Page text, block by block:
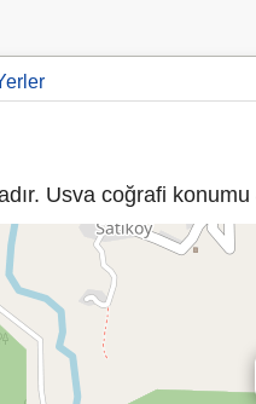
Usva coğrafi konumu